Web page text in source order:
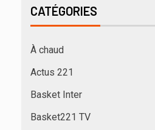
CATÉGORIES
À chaud
Actus 221
Basket Inter
Basket221 TV